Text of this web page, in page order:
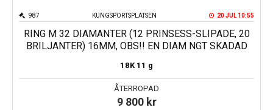
KUNGSPORTSPLATSEN
987 20 JUL 10:55
RING M 32 DIAMANTER (12 PRINSESS-SLIPADE, 20
BRILJANTER) 16MM, OBS!! EN DIAM NGT SKADAD
18K 11 g
ÅTERROPAD
9 800 kr